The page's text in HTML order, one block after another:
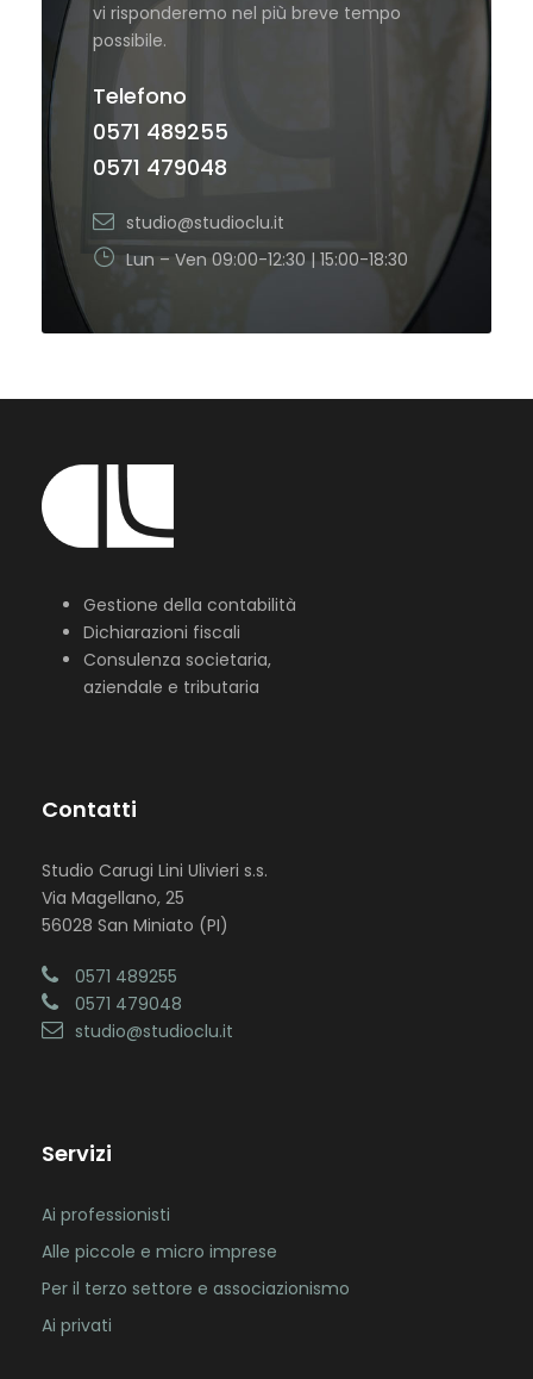
vi risponderemo nel più breve tempo
possibile.
Telefono
0571 489255
0571 479048
studio@studioclu.it
Lun – Ven 09:00-12:30 | 15:00-18:30
Gestione della contabilità
Dichiarazioni fiscali
Consulenza societaria,
aziendale e tributaria
Contatti
Studio Carugi Lini Ulivieri s.s.
Via Magellano, 25
56028 San Miniato (PI)
0571 489255
0571 479048
studio@studioclu.it
Servizi
Ai professionisti
Alle piccole e micro imprese
Per il terzo settore e associazionismo
Ai privati